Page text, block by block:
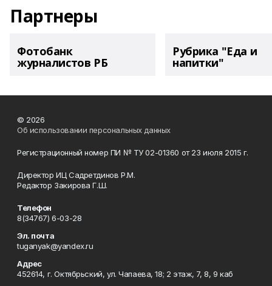
Партнеры
Фотобанк
журналистов РБ
Рубрика "Еда и
напитки"
© 2026
Об использовании персональных данных
Регистрационный номер ПИ № ТУ 02-01360 от 23 июля 2015 г.
Директор ИЦ Садретдинов Р.М.
Редактор Закирова Г.Ш.
Телефон
8(34767) 6-03-28
Эл. почта
tuganyak@yandex.ru
Адрес
452614, г. Октябрьский, ул. Чапаева, 18; 2 этаж, 7, 8, 9 каб